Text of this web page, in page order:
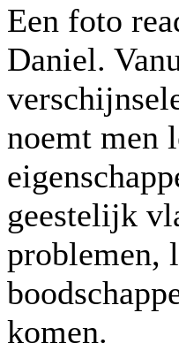
Een foto
Daniel.
noemt men
geestelijk
problemen,
komen.